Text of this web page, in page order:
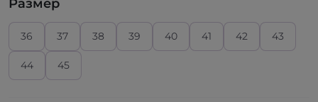
Размер
36 37 38 39 40 41 42 43
44 45